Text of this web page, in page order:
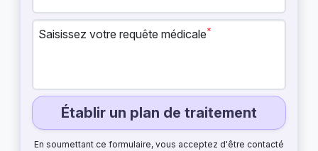
Saisissez votre requête médicale*
Établir un plan de traitement
En soumettant ce formulaire, vous acceptez d'être contacté